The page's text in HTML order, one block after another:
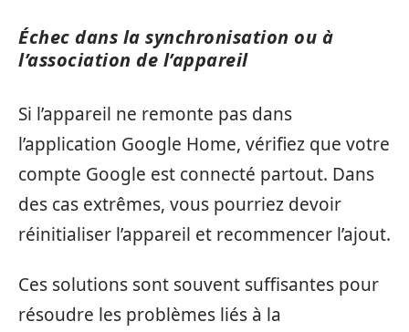
Échec dans la synchronisation ou à
l’association de l’appareil
Si l’appareil ne remonte pas dans
l’application Google Home, vérifiez que votre
compte Google est connecté partout. Dans
des cas extrêmes, vous pourriez devoir
réinitialiser l’appareil et recommencer l’ajout.
Ces solutions sont souvent suffisantes pour
résoudre les problèmes liés à la